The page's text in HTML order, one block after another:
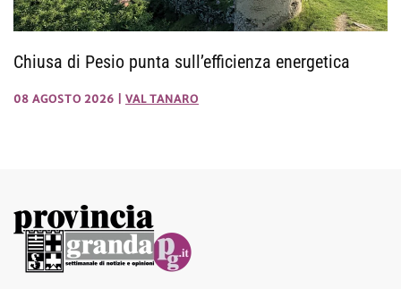
Chiusa di Pesio punta sull’efficienza energetica
08 AGOSTO 2026 VAL TANARO